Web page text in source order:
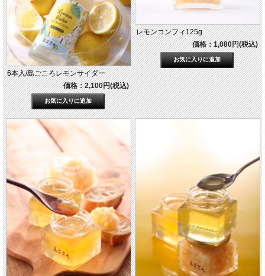
6本入/島ごころレモンサイダー
価格：2,100円(税込)
レモンコンフィ125g
価格：1,080円(税込)